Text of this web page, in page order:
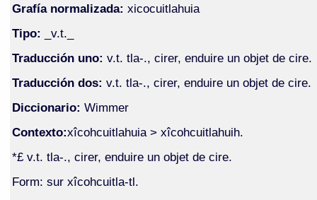
Grafía normalizada: xicocuitlahuia
Tipo: _v.t._
Traducción uno: v.t. tla-., cirer, enduire un objet de cire.
Traducción dos: v.t. tla-., cirer, enduire un objet de cire.
Diccionario: Wimmer
Contexto:xîcohcuitlahuia > xîcohcuitlahuih.
*£ v.t. tla-., cirer, enduire un objet de cire.
Form: sur xîcohcuitla-tl.